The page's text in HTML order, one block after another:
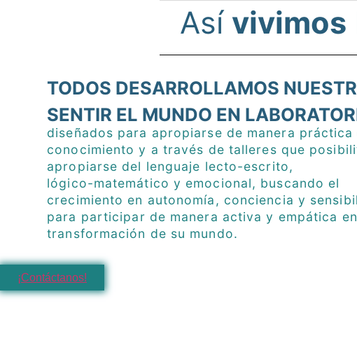
Así vivimos
TODOS DESARROLLAMOS
SENTIR EL MUNDO EN
diseñados para apropiarse de manera práctica
conocimiento y a través de talleres que
apropiarse del lenguaje lecto-escrito,
lógico-matemático y emocional, buscando el
crecimiento en autonomía, conciencia y
para participar de manera activa y empática
transformación de su mundo.
¡Contáctanos!